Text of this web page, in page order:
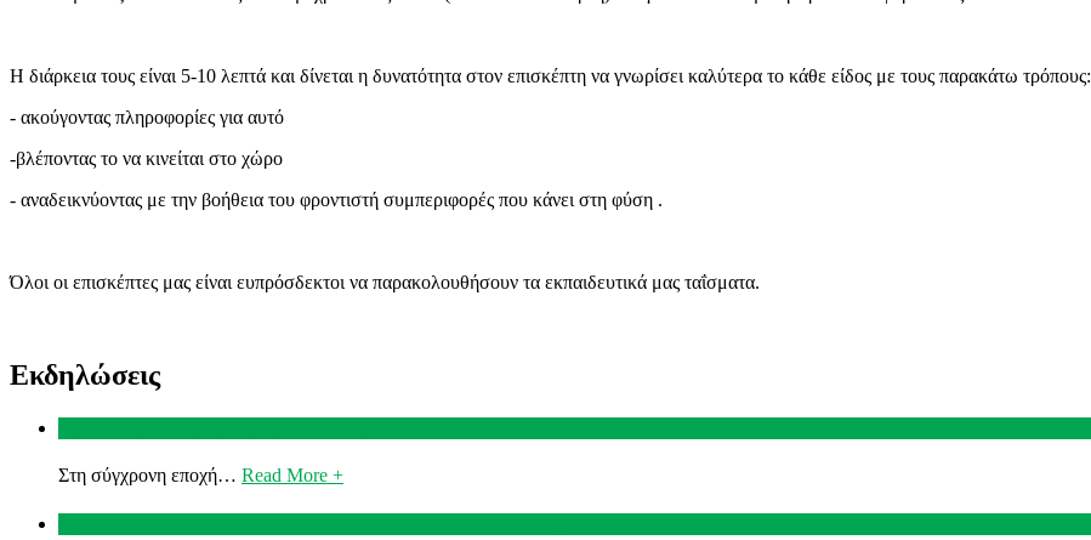
Η διάρκεια τους είναι 5-10 λεπτά και δίνεται η δυνατότητα στον επισκέπτη να γνωρίσει καλύτερα το κάθε είδος με τους παρακάτω τρόπους:
- ακούγοντας πληροφορίες για αυτό
-βλέποντας το να κινείται στο χώρο
- αναδεικνύοντας με την βοήθεια του φροντιστή συμπεριφορές που κάνει στη φύση .
Όλοι οι επισκέπτες μας είναι ευπρόσδεκτοι να παρακολουθήσουν τα εκπαιδευτικά μας ταΐσματα.
Εκδηλώσεις
Στη σύγχρονη εποχή… Read More +